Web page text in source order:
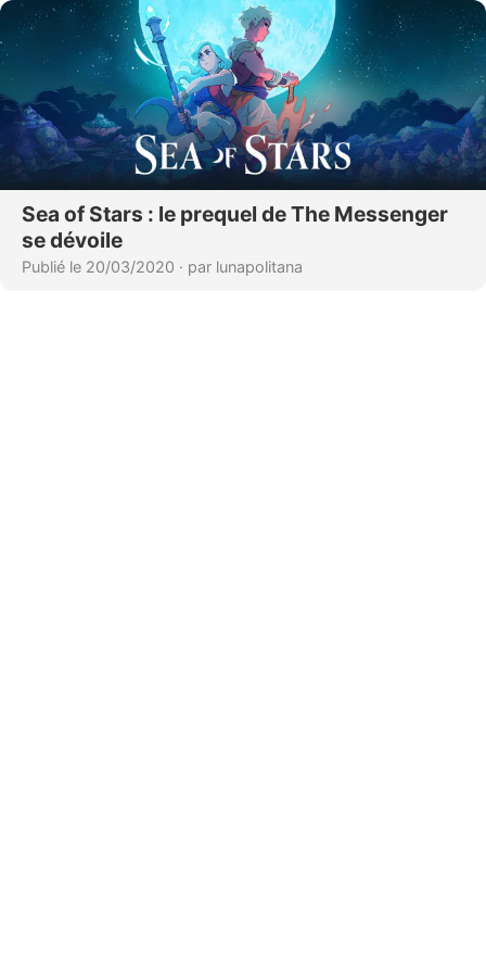
Sea of Stars : le prequel de The Messenger
se dévoile
Publié le 20/03/2020 · par lunapolitana